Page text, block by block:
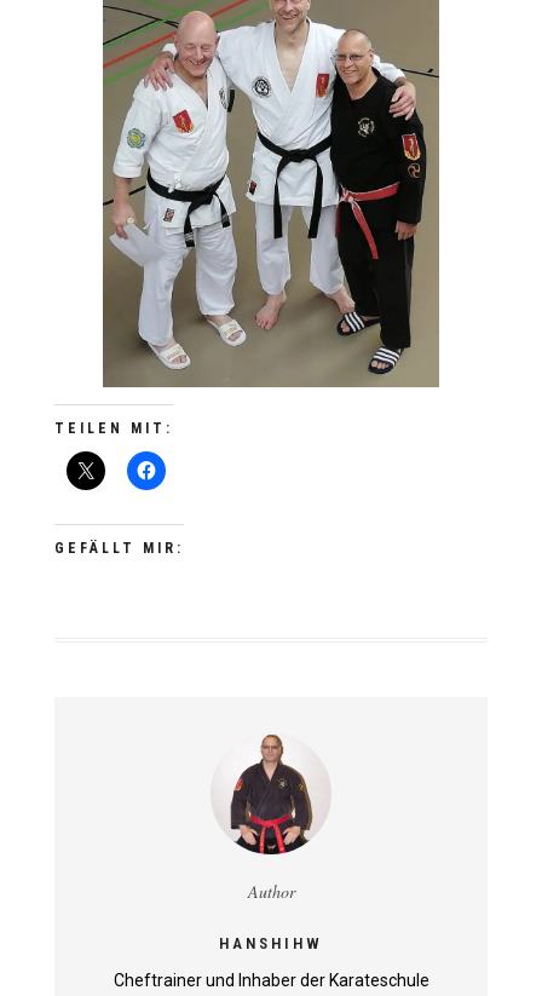
TEILEN MIT:
GEFÄLLT MIR:
Author
HANSHIHW
Cheftrainer und Inhaber der Karateschule